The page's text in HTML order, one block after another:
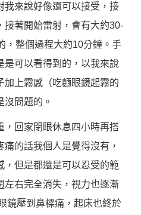
我來說好像還可以接受，接
著開始雷射，會有大約30-
，整個過程大約10分鐘。手
是可以看得到的，以我來說
加上霧感（吃麵眼鏡起霧的
沒問題的。
，回家閉眼休息四小時再搭
的話我個人是覺得沒有，
，但是都還是可以忍受的範
左右完全消失，視力也逐漸
鏡壓到鼻樑痛，起床也終於